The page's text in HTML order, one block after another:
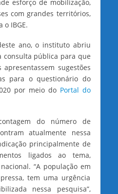
esforço de mobilização,
com grandes territórios,
o IBGE.
ano, o instituto abriu
consulta pública para que
sugestões
para o questionário do
por meio doPortal do
do número de
atualmente nessa
principalmente de
ligados ao tema,
“A população em
tem uma urgência
nessa pesquisa”,